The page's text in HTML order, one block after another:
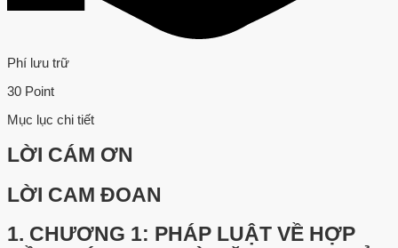
Phí lưu trữ
30 Point
Mục lục chi tiết
LỜI CÁM ƠN
LỜI CAM ĐOAN
1. CHƯƠNG 1: PHÁP LUẬT VỀ HỢP